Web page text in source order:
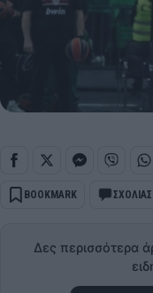
BOOKMARK
Δες περισσότερα